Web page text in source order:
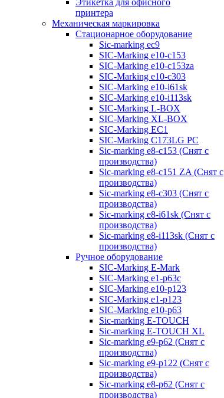
Этикетка для офисного
принтера
Механическая маркировка
Стационарное оборудование
Sic-marking ec9
SIC-Marking e10-c153
SIC-Marking e10-c153za
SIC-Marking e10-c303
SIC-Marking e10-i61sk
SIC-Marking e10-i113sk
SIC-Marking L-BOX
SIC-Marking XL-BOX
SIC-Marking EC1
SIC-Marking C173LG PC
Sic-marking e8-c153 (Снят с
производства)
Sic-marking e8-c151 ZA (Снят с
производства)
Sic-marking e8-c303 (Снят с
производства)
Sic-marking e8-i61sk (Снят с
производства)
Sic-marking e8-i113sk (Снят с
производства)
Ручное оборудование
SIC-Marking E-Mark
SIC-Marking e1-p63с
SIC-Marking e10-p123
SIC-Marking e1-p123
SIC-Marking e10-p63
Sic-marking E-TOUCH
Sic-marking E-TOUCH XL
Sic-marking e9-p62 (Снят с
производства)
Sic-marking e9-p122 (Снят с
производства)
Sic-marking e8-p62 (Снят с
производства)